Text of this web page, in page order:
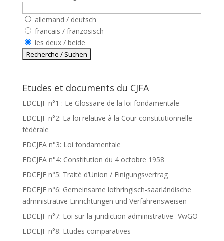
allemand / deutsch
francais / französisch
les deux / beide
Etudes et documents du CJFA
EDCEJF n°1 : Le Glossaire de la loi fondamentale
EDCEJF n°2: La loi relative à la Cour constitutionnelle
fédérale
EDCJFA n°3: Loi fondamentale
EDCJFA n°4: Constitution du 4 octobre 1958
EDCEJF n°5: Traité d’Union / Einigungsvertrag
EDCEJF n°6: Gemeinsame lothringisch-saarländische
administrative Einrichtungen und Verfahrensweisen
EDCEJF n°7: Loi sur la juridiction administrative -VwGO-
EDCEJF n°8: Etudes comparatives